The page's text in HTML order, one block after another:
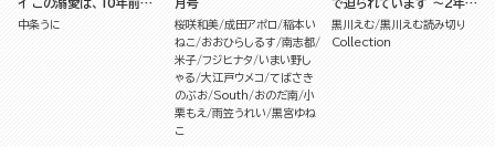
イ この溺愛は、10年前から
決まっていたようです （3）
中条うに
月号
桜咲和美 成田アポロ 稲本い
ねこ
おおひらしるす 南志都
米子 フジヒナタ
いまい野し
ゃる 大江戸ウメコ てばさき
のぶお South おのだ南 小
栗もえ
雨笠うれい 黒宮ゆね
こ
で迫られています ～2年ぶ
りの再会でメロついたら抱
き潰されました～（単話版）
黒川えむ 黒川えむ読み切り
Collection